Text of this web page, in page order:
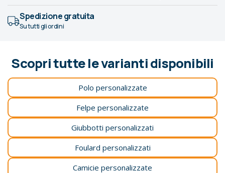
Spedizione gratuita
Su tutti gli ordini
Scopri tutte le varianti disponibili
Polo personalizzate
Felpe personalizzate
Giubbotti personalizzati
Foulard personalizzati
Camicie personalizzate